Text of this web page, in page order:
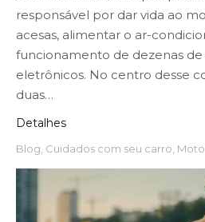
responsável por dar vida ao
acesas, alimentar o ar-
funcionamento de dezenas
eletrônicos. No centro desse
duas…
Detalhes
Blog Cuidados com seu carro